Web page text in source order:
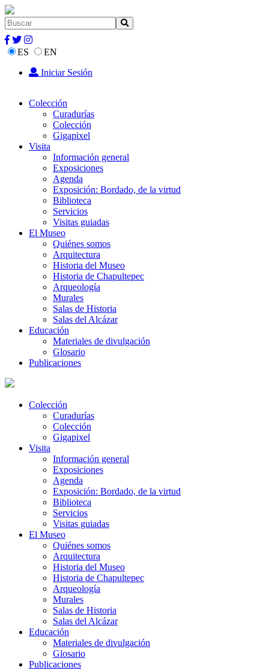
ES
EN
Iniciar Sesión
Colección
Curadurías
Colección
Gigapixel
Visita
Información general
Exposiciones
Agenda
Exposición: Bordado, de la virtud
Biblioteca
Servicios
Visitas guiadas
El Museo
Quiénes somos
Arquitectura
Historia del Museo
Historia de Chapultepec
Arqueología
Murales
Salas de Historia
Salas del Alcázar
Educación
Materiales de divulgación
Glosario
Publicaciones
Colección
Curadurías
Colección
Gigapixel
Visita
Información general
Exposiciones
Agenda
Exposición: Bordado, de la virtud
Biblioteca
Servicios
Visitas guiadas
El Museo
Quiénes somos
Arquitectura
Historia del Museo
Historia de Chapultepec
Arqueología
Murales
Salas de Historia
Salas del Alcázar
Educación
Materiales de divulgación
Glosario
Publicaciones